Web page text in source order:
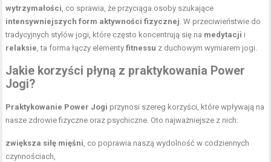
wytrzymałości , co sprawia, że przyciąga osoby szukające
intensywniejszych form aktywności fizycznej . W przeciwieństwie do
tradycyjnych stylów jogi, które często koncentrują się na medytacji i
relaksie , ta forma łączy elementyfitnessu z duchowym wymiarem jogi.
Jakie korzyści płyną z praktykowania Power
Jogi?
Praktykowanie Power Jogi przynosi szereg korzyści, które wpływają na
nasze zdrowie fizyczne oraz psychiczne. Oto najważniejsze z nich:
zwiększa siłę mięśni , co poprawia naszą wydolność w codziennych
czynnościach,